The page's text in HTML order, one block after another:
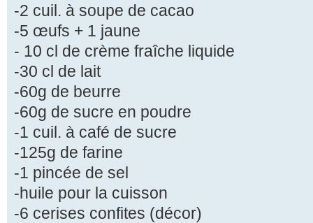
-2 cuil. à soupe de cacao
-5 œufs + 1 jaune
- 10 cl de crème fraîche liquide
-30 cl de lait
-60g de beurre
-60g de sucre en poudre
-1 cuil. à café de sucre
-125g de farine
-1 pincée de sel
-huile pour la cuisson
-6 cerises confites (décor)